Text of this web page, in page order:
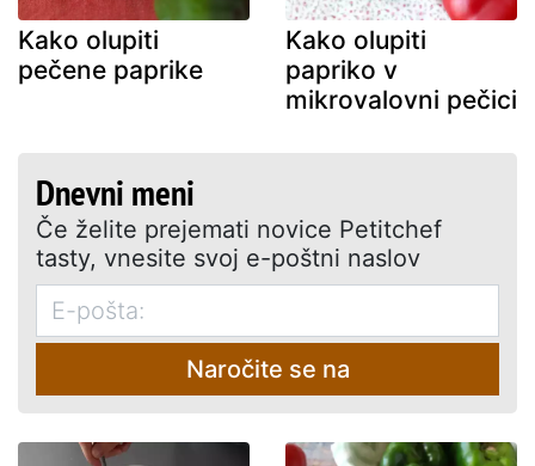
Kako olupiti
pečene paprike
Kako olupiti
papriko v
mikrovalovni pečici
Dnevni meni
Če želite prejemati novice Petitchef
tasty, vnesite svoj e-poštni naslov
Naročite se na